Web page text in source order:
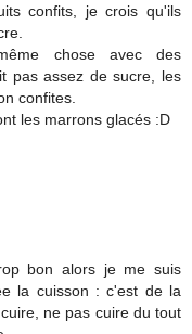
confits, je crois qu'ils
chose avec des
pas assez de sucre, les
confites.
les marrons glacés :D
bon alors je me suis
la cuisson : c'est de la
ne pas cuire du tout